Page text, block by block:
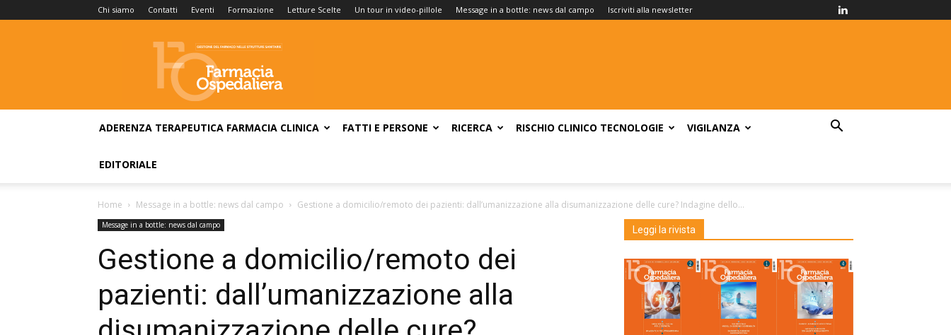
Chi siamo Contatti Eventi Formazione Letture Scelte Un tour in video-pillole Message in a bottle: news dal campo Iscriviti alla newsletter
Farmacia
Ospedaliera
ADERENZA TERAPEUTICA FARMACIA CLINICA FATTI E PERSONE RICERCA RISCHIO CLINICO TECNOLOGIE VIGILANZA
EDITORIALE
Home Message in a bottle: news dal campo Gestione a domicilio/remoto dei pazienti: dall’umanizzazione alla disumanizzazione delle cure? Indagine dello...
Message in a bottle: news dal campo
Gestione a domicilio/remoto dei
pazienti: dall’umanizzazione alla
Leggi la rivista